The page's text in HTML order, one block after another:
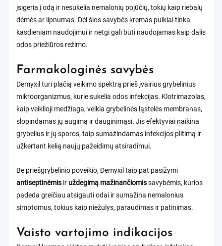
įsigeria į odą ir nesukelia nemalonių pojūčių, tokių kaip riebalų
dėmės ar lipnumas. Dėl šios savybės kremas puikiai tinka
kasdieniam naudojimui ir netgi gali būti naudojamas kaip dalis
odos priežiūros režimo.
Farmakologinės savybės
Demyxil turi plačią veikimo spektrą prieš įvairius grybelinius
mikroorganizmus, kurie sukelia odos infekcijas. Klotrimazolas,
kaip veiklioji medžiaga, veikia grybelinės ląstelės membranas,
slopindamas jų augimą ir dauginimąsi. Jis efektyviai naikina
grybelius ir jų sporos, taip sumažindamas infekcijos plitimą ir
užkertant kelią naujų pažeidimų atsiradimui.
Be priešgrybelinio poveikio, Demyxil taip pat pasižymi
antiseptinėmis ir uždegimą mažinančiomissavybėmis, kurios
padeda greičiau atsigauti odai ir sumažina nemalonius
simptomus, tokius kaip niežulys, paraudimas ir patinimas.
Vaisto vartojimo indikacijos